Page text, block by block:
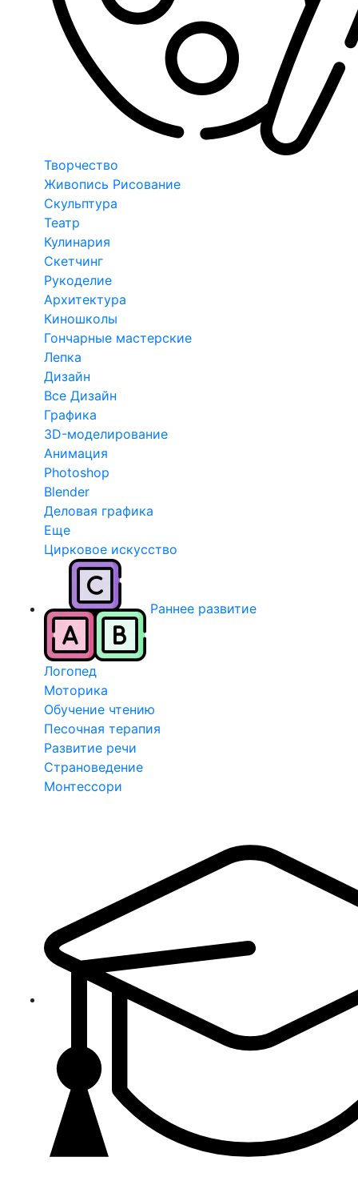
Творчество
Живопись Рисование
Скульптура
Театр
Кулинария
Скетчинг
Рукоделие
Архитектура
Киношколы
Гончарные мастерские
Лепка
Дизайн
Все Дизайн
Графика
3D-моделирование
Анимация
Photoshop
Blender
Деловая графика
Еще
Цирковое искусство
Раннее развитие
Логопед
Моторика
Обучение чтению
Песочная терапия
Развитие речи
Страноведение
Монтессори